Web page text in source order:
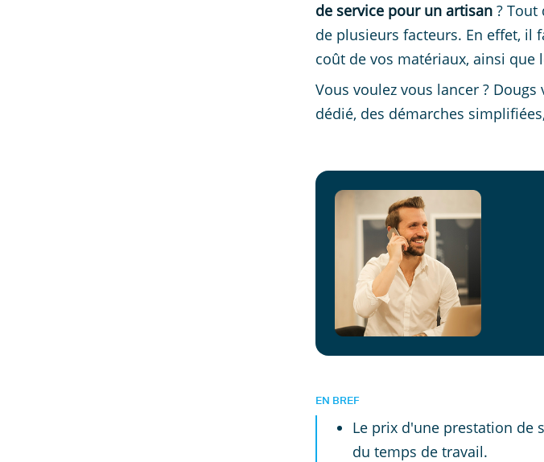
de service pour un artisan ?
de plusieurs facteurs. En effet,
coût de vos matériaux, ainsi
Vous voulez vous lancer ?
dédié, des démarches
EN BREF
Le prix d'une prestation de
du temps de travail.